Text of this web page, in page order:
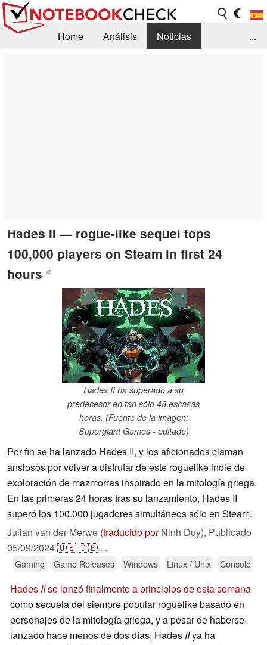
Home Análisis
Noticias
...
Hades II — rogue-like sequel tops
100,000 players on Steam in first 24
hours ↺
Hades II ha superado a su
predecesor en tan sólo 48 escasas
horas. (Fuente de la imagen:
Supergiant Games - editado)
Por fin se ha lanzado Hades II, y los aficionados claman
ansiosos por volver a disfrutar de este roguelike indie de
exploración de mazmorras inspirado en la mitología griega.
En las primeras 24 horas tras su lanzamiento, Hades II
superó los 100.000 jugadores simultáneos sólo en Steam.
Julian van der Merwe (traducido porNinh Duy), Publicado
05/09/2024🇺🇸🇩🇪 ...
Gaming Game Releases Windows Linux / Unix Console
HadesIIse lanzó finalmente a principios de esta semana
como secuela del siempre popular roguelike basado en
personajes de la mitología griega, y a pesar de haberse
lanzado hace menos de dos días, Hades IIya ha